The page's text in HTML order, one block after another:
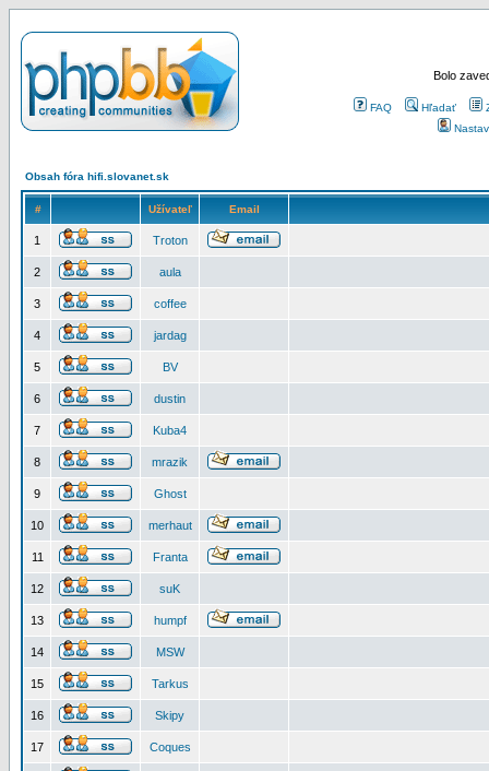
Bolo
FAQ Hľadať
Obsah fóra hifi.slovanet.sk
# Užívateľ Email
1 Troton
2 aula
3 coffee
4 jardag
5 BV
6 dustin
7 Kuba4
8 mrazik
9 Ghost
10 merhaut
11 Franta
12 suK
13 humpf
14 MSW
15 Tarkus
16 Skipy
17 Coques